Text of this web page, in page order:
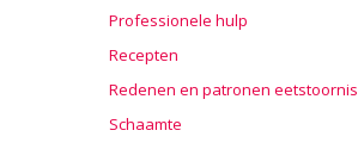
Professionele hulp
Recepten
Redenen en patronen eetstoornis
Schaamte